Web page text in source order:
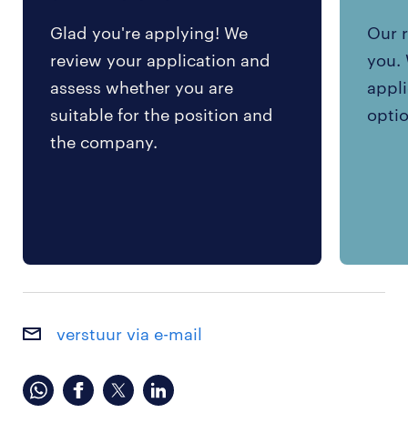
Glad you're applying! We
review your application and
assess whether you are
suitable for the position and
the company.
Our
you.
verstuur via e-mail